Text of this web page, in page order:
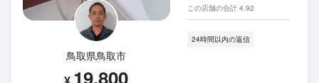
鳥取県鳥取市
19,800
この店舗の合計 4.92
24時間以内の返信